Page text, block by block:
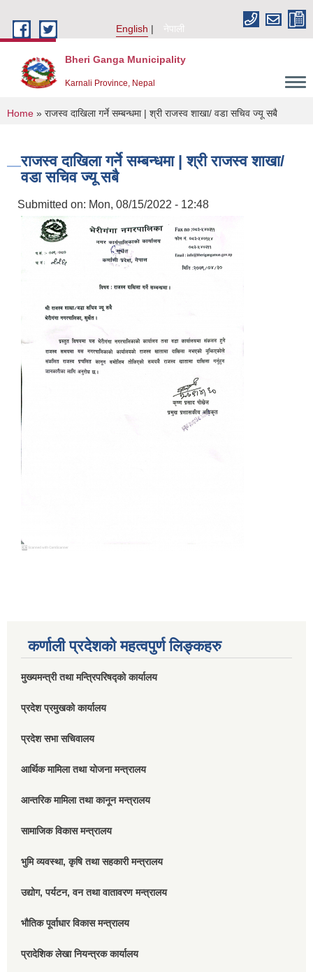
English
नेपाली
Bheri Ganga Municipality
Karnali Province, Nepal
You are here
Home » राजस्व दाखिला गर्ने सम्बन्धमा | श्री राजस्व शाखा/ वडा सचिव ज्यू सबै
राजस्व दाखिला गर्ने सम्बन्धमा | श्री राजस्व शाखा/
वडा सचिव ज्यू सबै
Submitted on: Mon, 08/15/2022 - 12:48
कर्णाली प्रदेशको महत्वपुर्ण लिङ्कहरु
मुख्यमन्त्री तथा मन्त्रिपरिषद्को कार्यालय
प्रदेश प्रमुखको कार्यालय
प्रदेश सभा सचिवालय
आर्थिक मामिला तथा योजना मन्त्रालय
आन्तरिक मामिला तथा कानून मन्त्रालय
सामाजिक विकास मन्त्रालय
भुमि व्यवस्था, कृषि तथा सहकारी मन्त्रालय
उद्योग, पर्यटन, वन तथा वातावरण मन्त्रालय
भौतिक पूर्वाधार विकास मन्त्रालय
प्रादेशिक लेखा नियन्त्रक कार्यालय